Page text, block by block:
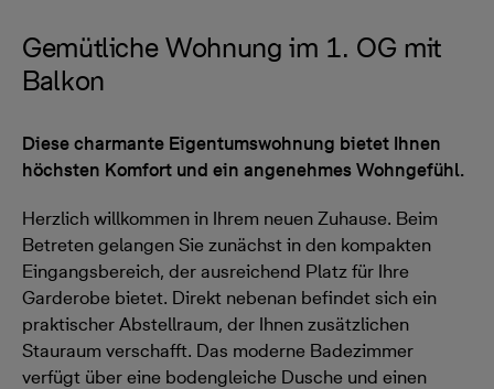
Gemütliche Wohnung im 1. OG mit
Balkon
Diese charmante Eigentumswohnung bietet Ihnen
höchsten Komfort und ein angenehmes Wohngefühl.
Herzlich willkommen in Ihrem neuen Zuhause. Beim
Betreten gelangen Sie zunächst in den kompakten
Eingangsbereich, der ausreichend Platz für Ihre
Garderobe bietet. Direkt nebenan befindet sich ein
praktischer Abstellraum, der Ihnen zusätzlichen
Stauraum verschafft. Das moderne Badezimmer
verfügt über eine bodengleiche Dusche und einen